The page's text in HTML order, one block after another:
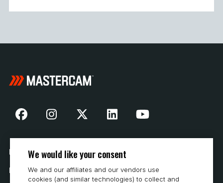
Nasza historia
Kontakt
We would like your consent
We and our affiliates and our vendors use
cookies (and similar technologies) to collect and